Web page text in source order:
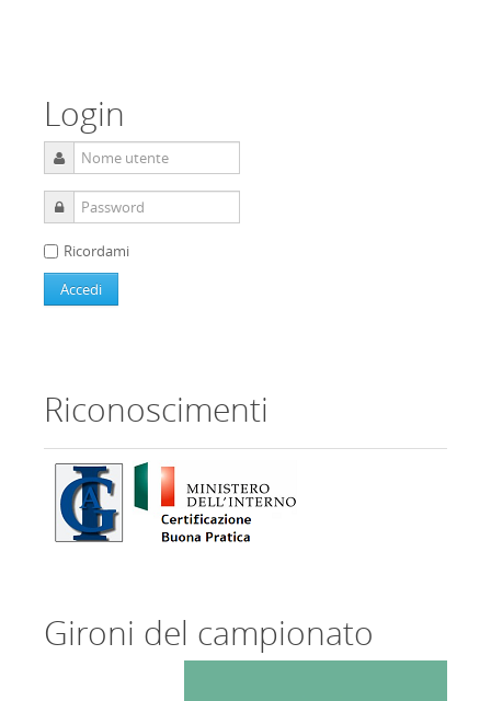
Login
Ricordami
Riconoscimenti
Gironi del campionato